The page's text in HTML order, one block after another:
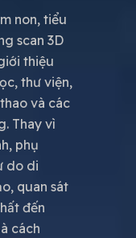
non, tiểu
scan 3D
thiệu
thư viện,
và các
Thay vì
phụ
do di
quan sát
đến
cách